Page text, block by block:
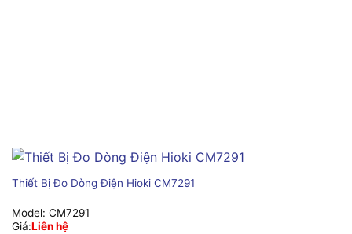
Thiết Bị Đo Dòng Điện Hioki CM7291
Model: CM7291
Giá:Liên hệ